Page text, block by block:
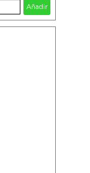
Añadir